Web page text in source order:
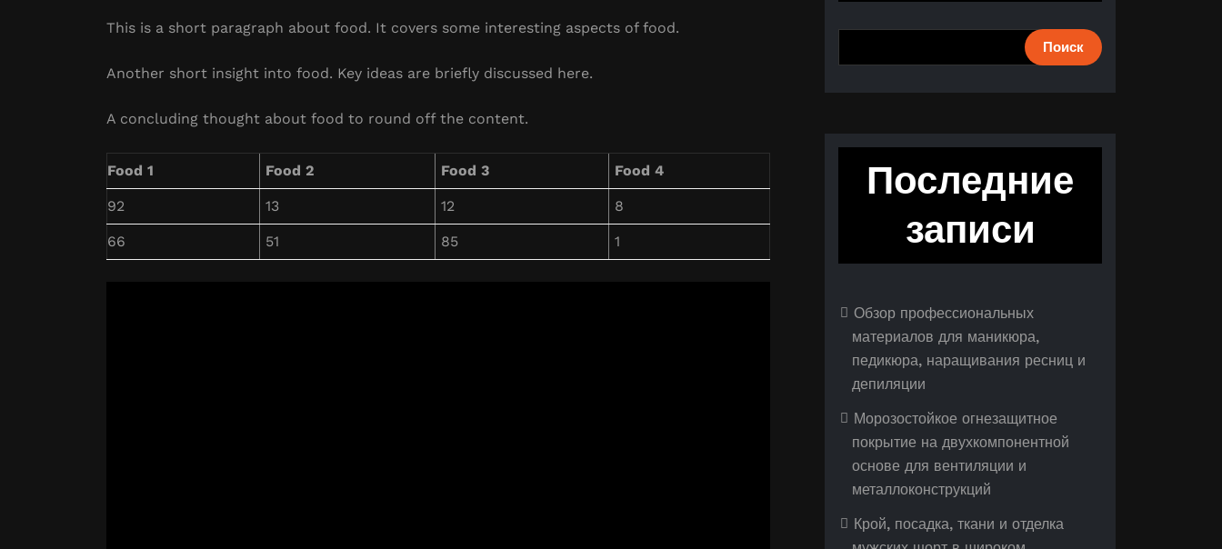
This is a short paragraph about food. It covers some interesting aspects of food.
Another short insight into food. Key ideas are briefly discussed here.
A concluding thought about food to round off the content.
Food 1 Food 2 Food 3 Food 4
92 13 12 8
66 51 85 1
Поиск
Последние
записи
Обзор профессиональных
материалов для маникюра,
педикюра, наращивания ресниц и
депиляции
Морозостойкое огнезащитное
покрытие на двухкомпонентной
основе для вентиляции и
металлоконструкций
Крой, посадка, ткани и отделка